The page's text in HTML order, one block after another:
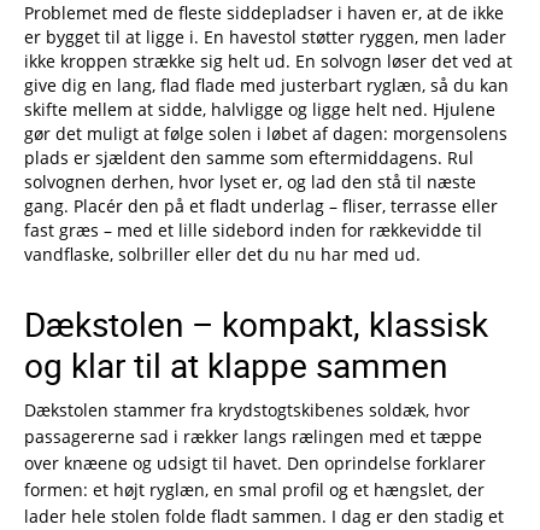
Problemet med de fleste siddepladser i haven er, at de ikke
er bygget til at ligge i. En havestol støtter ryggen, men lader
ikke kroppen strække sig helt ud. En solvogn løser det ved at
give dig en lang, flad flade med justerbart ryglæn, så du kan
skifte mellem at sidde, halvligge og ligge helt ned. Hjulene
gør det muligt at følge solen i løbet af dagen: morgensolens
plads er sjældent den samme som eftermiddagens. Rul
solvognen derhen, hvor lyset er, og lad den stå til næste
gang. Placér den på et fladt underlag – fliser, terrasse eller
fast græs – med et lille sidebord inden for rækkevidde til
vandflaske, solbriller eller det du nu har med ud.
Dækstolen – kompakt, klassisk
og klar til at klappe sammen
Dækstolen stammer fra krydstogtskibenes soldæk, hvor
passagererne sad i rækker langs rælingen med et tæppe
over knæene og udsigt til havet. Den oprindelse forklarer
formen: et højt ryglæn, en smal profil og et hængslet, der
lader hele stolen folde fladt sammen. I dag er den stadig et